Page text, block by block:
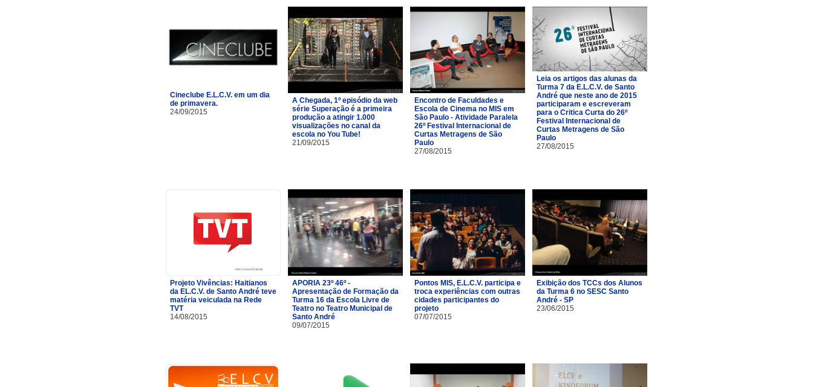
Cineclube E.L.C.V. em um dia
de primavera.
24/09/2015
A Chegada, 1º episódio da web
série Superação é a primeira
produção a atingir 1.000
visualizações no canal da
escola no You Tube!
21/09/2015
Encontro de Faculdades e
Escola de Cinema no MIS em
São Paulo - Atividade Paralela
26º Festival Internacional de
Curtas Metragens de São
Paulo
27/08/2015
Leia os artigos das alunas da
Turma 7 da E.L.C.V. de Santo
André que neste ano de 2015
participaram e escreveram
para o Critica Curta do 26º
Festival Internacional de
Curtas Metragens de São
Paulo
27/08/2015
Projeto Vivências: Haitianos
da EL.C.V. de Santo André teve
matéria veiculada na Rede
TVT
14/08/2015
APORIA 23º 46º -
Apresentação de Formação da
Turma 16 da Escola Livre de
Teatro no Teatro Municipal de
Santo André
09/07/2015
Pontos MIS, E.L.C.V. participa e
troca experiências com outras
cidades participantes do
projeto
07/07/2015
Exibição dos TCCs dos Alunos
da Turma 6 no SESC Santo
André - SP
23/06/2015